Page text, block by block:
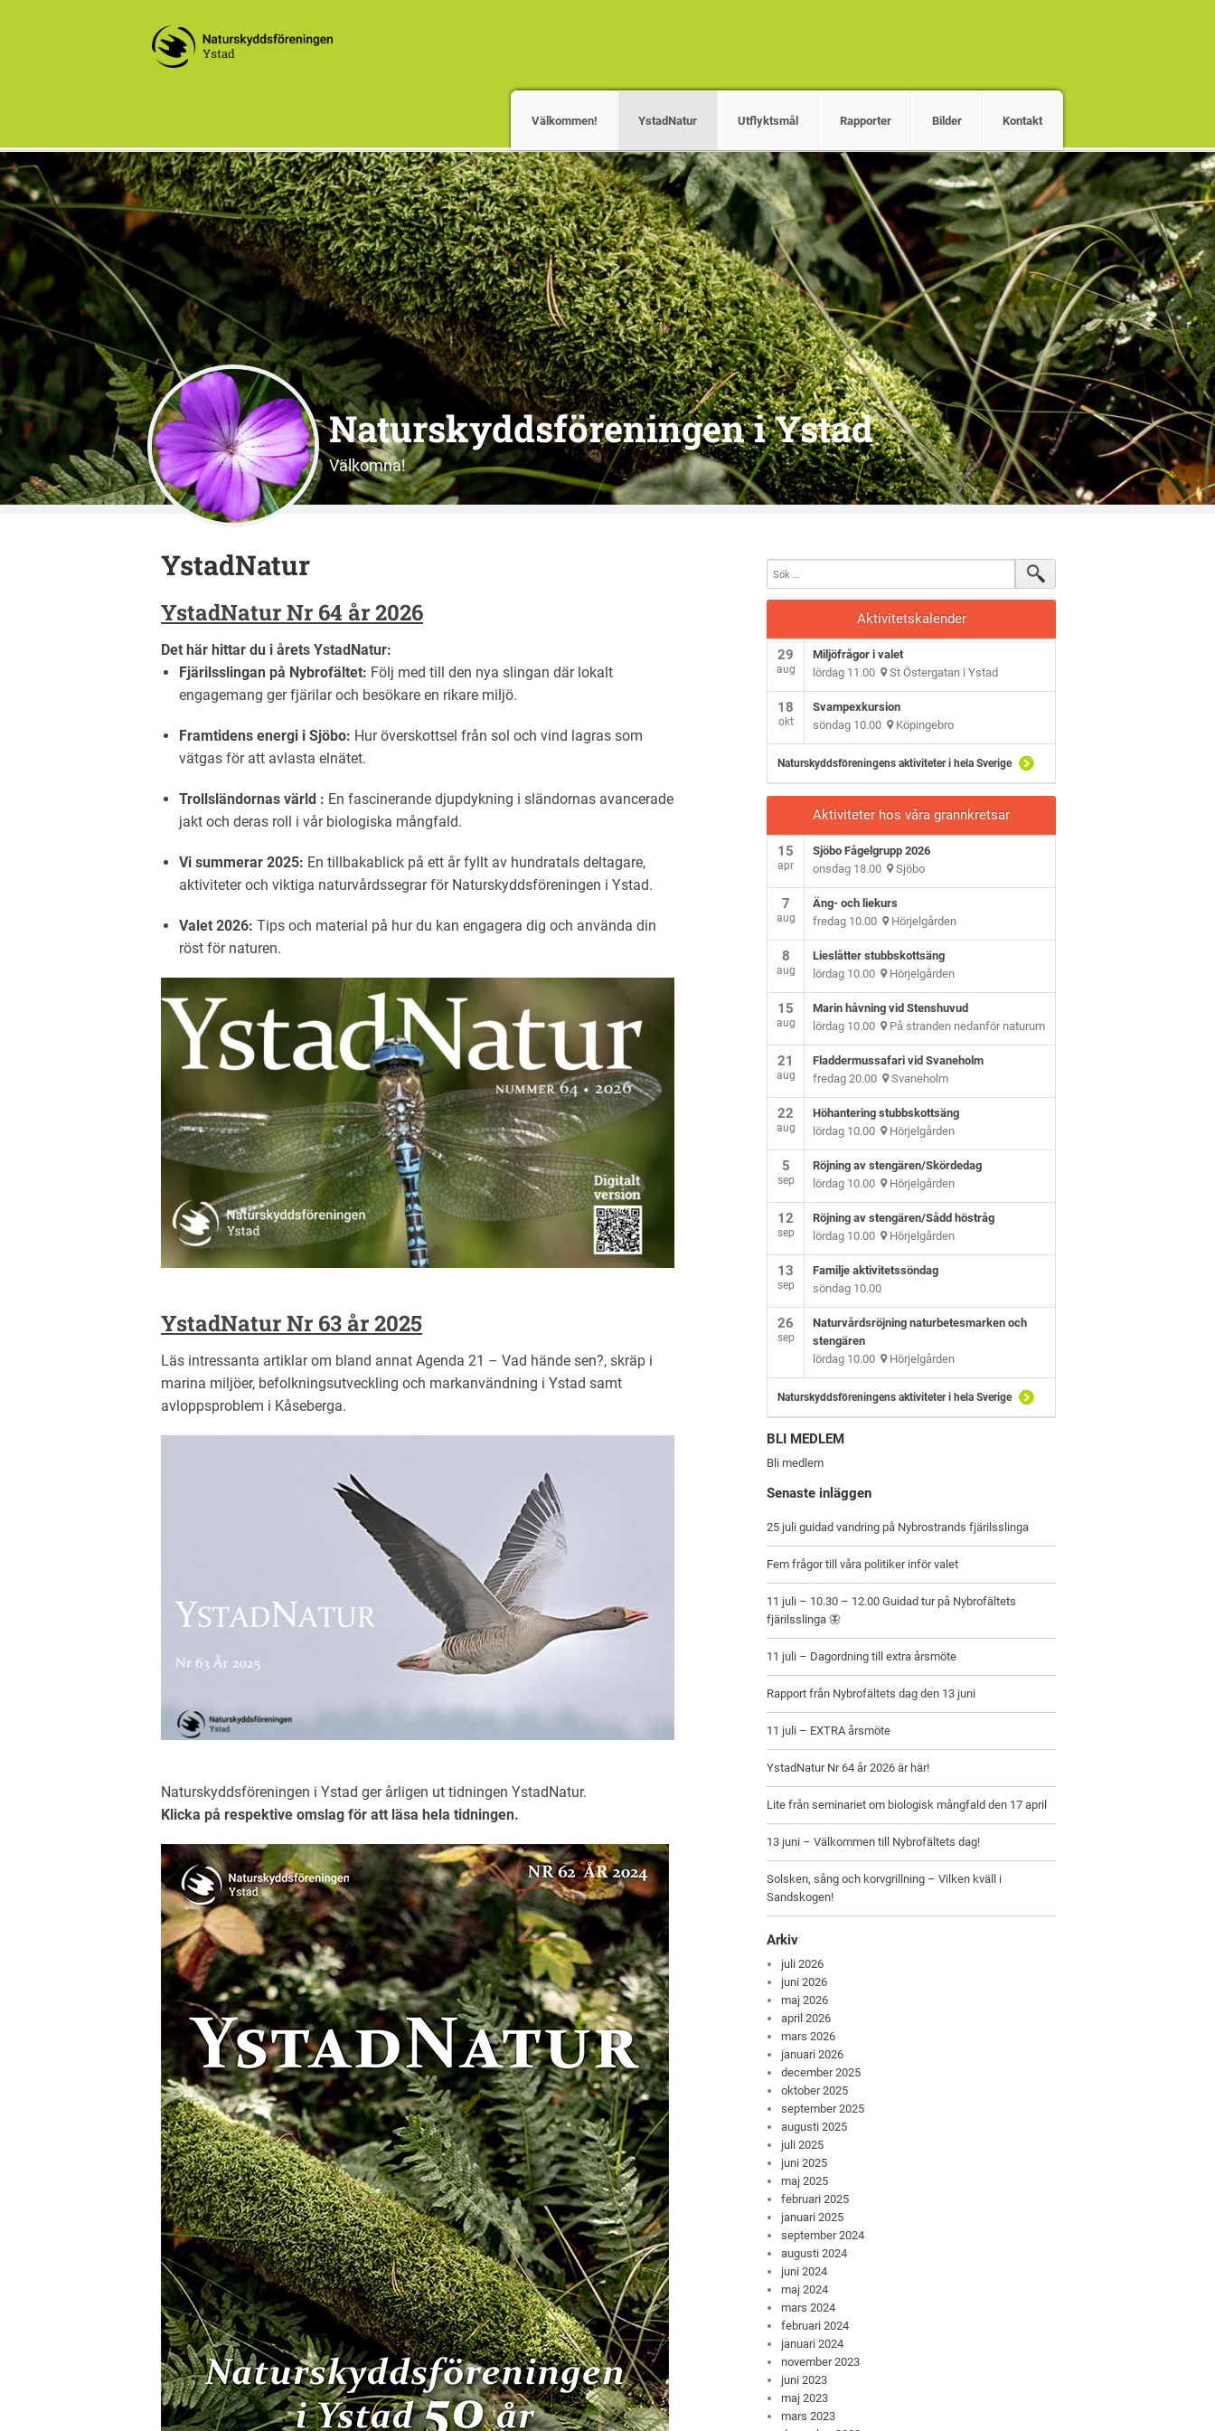
Välkommen! YstadNatur Utflyktsmål Rapporter Bilder Kontakt
Naturskyddsföreningen i Ystad
Välkomna!
YstadNatur
YstadNatur Nr 64 år 2026
Det här hittar du i årets YstadNatur:
Fjärilsslingan på Nybrofältet: Följ med till den nya slingan där lokalt
engagemang ger fjärilar och besökare en rikare miljö.
Framtidens energi i Sjöbo: Hur överskottsel från sol och vind lagras som
vätgas för att avlasta elnätet.
Trollsländornas värld : En fascinerande djupdykning i sländornas avancerade
jakt och deras roll i vår biologiska mångfald.
Vi summerar 2025: En tillbakablick på ett år fyllt av hundratals deltagare,
aktiviteter och viktiga naturvårdssegrar för Naturskyddsföreningen i Ystad.
Valet 2026: Tips och material på hur du kan engagera dig och använda din
röst för naturen.
YstadNatur Nr 63 år 2025
Läs intressanta artiklar om bland annat Agenda 21 – Vad hände sen?, skräp i
marina miljöer, befolkningsutveckling och markanvändning i Ystad samt
avloppsproblem i Kåseberga.
Naturskyddsföreningen i Ystad ger årligen ut tidningen YstadNatur.
Klicka på respektive omslag för att läsa hela tidningen.
Aktivitetskalender
29
aug
Miljöfrågor i valet
lördag 11.00 St Östergatan i Ystad
18
okt
Svampexkursion
söndag 10.00 Köpingebro
Naturskyddsföreningens aktiviteter i hela Sverige
Aktiviteter hos våra grannkretsar
15
apr
Sjöbo Fågelgrupp 2026
onsdag 18.00 Sjöbo
7
aug
Äng- och liekurs
fredag 10.00 Hörjelgården
8
aug
Lieslåtter stubbskottsäng
lördag 10.00 Hörjelgården
15
aug
Marin håvning vid Stenshuvud
lördag 10.00 På stranden nedanför naturum
21
aug
Fladdermussafari vid Svaneholm
fredag 20.00 Svaneholm
22
aug
Höhantering stubbskottsäng
lördag 10.00 Hörjelgården
5
sep
Röjning av stengären/Skördedag
lördag 10.00 Hörjelgården
12
sep
Röjning av stengären/Sådd höstråg
lördag 10.00 Hörjelgården
13
sep
Familje aktivitetssöndag
söndag 10.00
26
sep
Naturvårdsröjning naturbetesmarken och
stengären
lördag 10.00 Hörjelgården
Naturskyddsföreningens aktiviteter i hela Sverige
BLI MEDLEM
Bli medlem
Senaste inläggen
25 juli guidad vandring på Nybrostrands fjärilsslinga
Fem frågor till våra politiker inför valet
11 juli – 10.30 – 12.00 Guidad tur på Nybrofältets
fjärilsslinga 🦋
11 juli – Dagordning till extra årsmöte
Rapport från Nybrofältets dag den 13 juni
11 juli – EXTRA årsmöte
YstadNatur Nr 64 år 2026 är här!
Lite från seminariet om biologisk mångfald den 17 april
13 juni – Välkommen till Nybrofältets dag!
Solsken, sång och korvgrillning – Vilken kväll i
Sandskogen!
Arkiv
juli 2026
juni 2026
maj 2026
april 2026
mars 2026
januari 2026
december 2025
oktober 2025
september 2025
augusti 2025
juli 2025
juni 2025
maj 2025
februari 2025
januari 2025
september 2024
augusti 2024
juni 2024
maj 2024
mars 2024
februari 2024
januari 2024
november 2023
juni 2023
maj 2023
mars 2023